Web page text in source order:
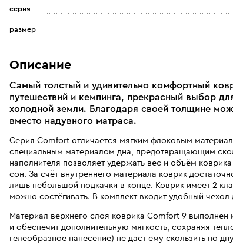
серия
размер
Описание
Самый толстый и удивительно комфортный
путешествий и кемпинга, прекрасный выбор
холодной земли. Благодаря своей толщине
вместо надувного матраса.
Серия Comfort отличается мягким флоковым
специальным материалом дна, предотвращающим
наполнителя позволяет удержать вес и объём
сон. За счёт внутреннего материала коврик
лишь небольшой подкачки в конце. Коврик имеет 2
можно состёгивать. В комплект входит удобный
Материал верхнего слоя коврика Comfort 9 выполнен
и обеспечит дополнительную мягкость, сохраняя
гелеобразное нанесение) не даст ему скользить по